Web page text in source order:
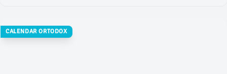
CALENDAR ORTODOX